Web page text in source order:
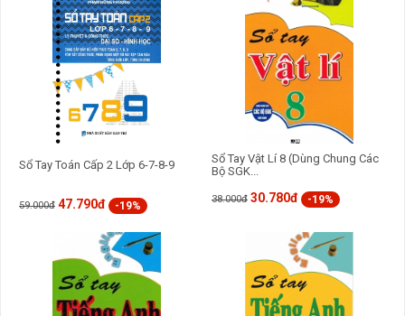
chuyển sang tư duy tổng hợp – phân tích đúng tinh thần môn Lịch
GỬI BÌNH LUẬN
Sổ Tay Toán Cấp 2 Lớp 6-7-8-9
59.000đ 47.790đ -19%
Sổ Tay Vật Lí 8 (Dùng Chung Các
Bộ SGK...
38.000đ 30.780đ -19%